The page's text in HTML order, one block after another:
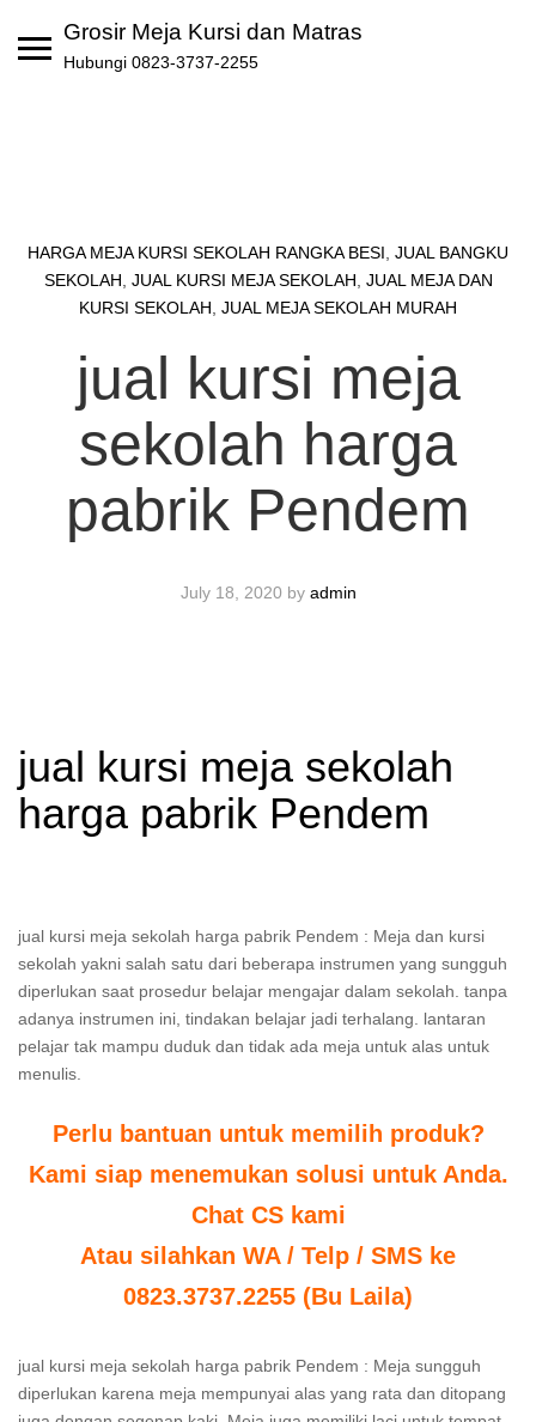
Grosir Meja Kursi dan Matras
Hubungi 0823-3737-2255
HARGA MEJA KURSI SEKOLAH RANGKA BESI JUAL BANGKU
SEKOLAH JUAL KURSI MEJA SEKOLAH JUAL MEJA DAN
KURSI SEKOLAH JUAL MEJA SEKOLAH MURAH
jual kursi meja
sekolah harga
pabrik Pendem
July 18, 2020 by admin
jual kursi meja sekolah
harga pabrik Pendem
jual kursi meja sekolah harga pabrik Pendem : Meja dan kursi
sekolah yakni salah satu dari beberapa instrumen yang sungguh
diperlukan saat prosedur belajar mengajar dalam sekolah. tanpa
adanya instrumen ini, tindakan belajar jadi terhalang. lantaran
pelajar tak mampu duduk dan tidak ada meja untuk alas untuk
menulis.
Perlu bantuan untuk memilih produk?
Kami siap menemukan solusi untuk Anda.
Chat CS kami
Atau silahkan WA / Telp / SMS ke
0823.3737.2255 (Bu Laila)
jual kursi meja sekolah harga pabrik Pendem : Meja sungguh
diperlukan karena meja mempunyai alas yang rata dan ditopang